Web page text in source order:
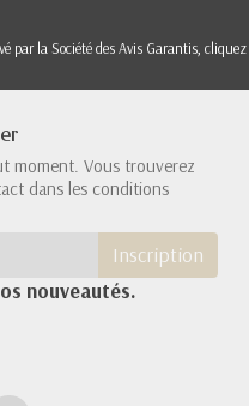
par la Société des Avis Garantis, cliquez
moment. Vous trouverez
dans les conditions
Inscription
nouveautés.